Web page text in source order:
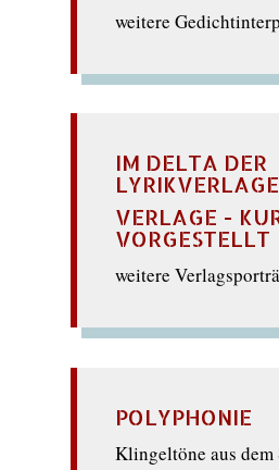
weitere
IM DELTA DER
LYRIKVERLAGE
VERLAGE -
VORGESTELLT
weitere
POLYPHONIE
Klingeltöne aus dem